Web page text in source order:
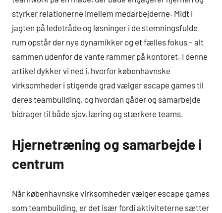
styrker relationerne imellem medarbejderne. Midt i
jagten på ledetråde og løsninger i de stemningsfulde
rum opstår der nye dynamikker og et fælles fokus – alt
sammen udenfor de vante rammer på kontoret. I denne
artikel dykker vi ned i, hvorfor københavnske
virksomheder i stigende grad vælger escape games til
deres teambuilding, og hvordan gåder og samarbejde
bidrager til både sjov, læring og stærkere teams.
Hjernetræning og samarbejde i
centrum
Når københavnske virksomheder vælger escape games
som teambuilding, er det især fordi aktiviteterne sætter